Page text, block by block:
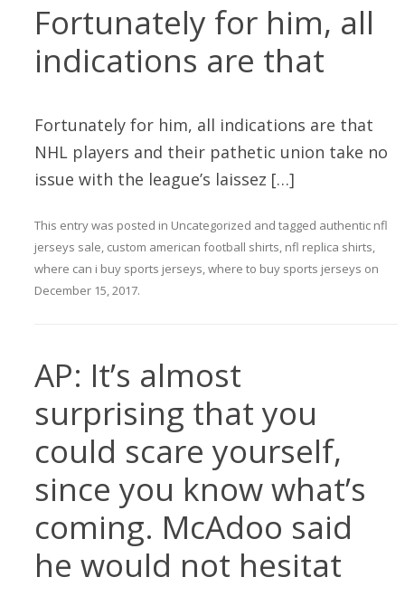
Fortunately for him, all
indications are that
Fortunately for him, all indications are that
NHL players and their pathetic union take no
issue with the league’s laissez […]
This entry was posted in Uncategorized and tagged authentic nfl
jerseys sale, custom american football shirts, nfl replica shirts,
where can i buy sports jerseys,where to buy sports jerseys on
December 15, 2017.
AP: It’s almost
surprising that you
could scare yourself,
since you know what’s
coming. McAdoo said
he would not hesitat